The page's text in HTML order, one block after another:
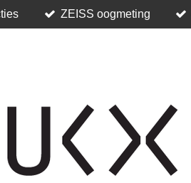
ZEISS oogmeting